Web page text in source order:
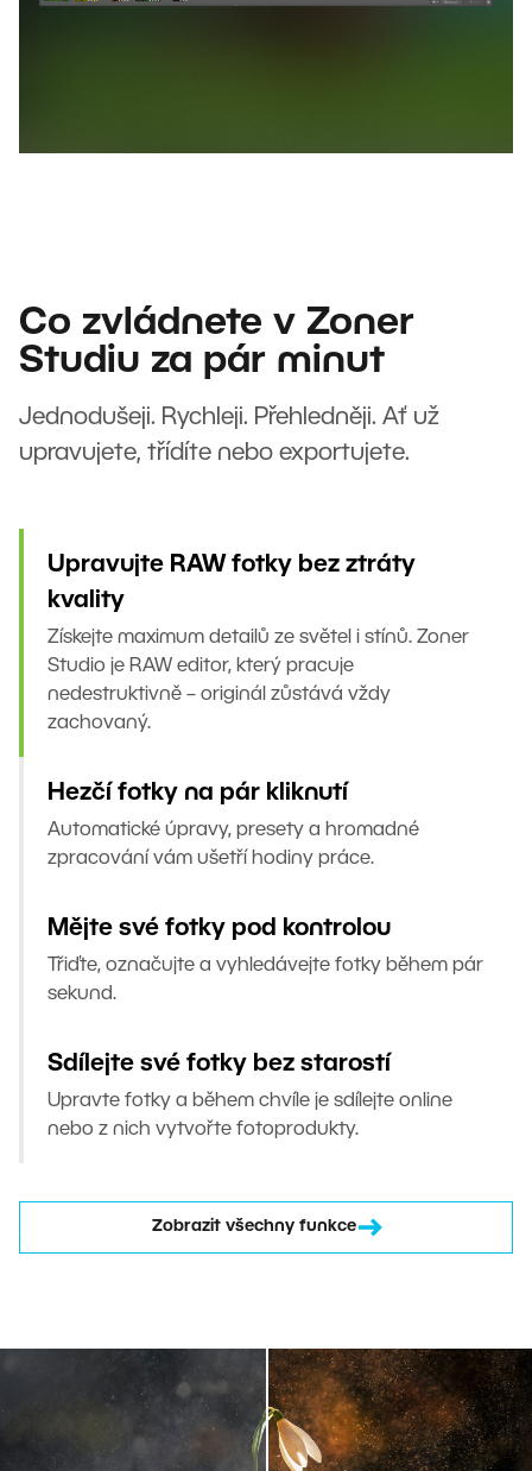
Co zvládnete v Zoner
Studiu za pár minut
Jednodušeji. Rychleji. Přehledněji. Ať už
upravujete, třídíte nebo exportujete.
Upravujte RAW fotky bez ztráty
kvality
Získejte maximum detailů ze světel i stínů. Zoner
Studio je RAW editor, který pracuje
nedestruktivně – originál zůstává vždy
zachovaný.
Hezčí fotky na pár kliknutí
Automatické úpravy, presety a hromadné
zpracování vám ušetří hodiny práce.
Mějte své fotky pod kontrolou
Třiďte, označujte a vyhledávejte fotky během pár
sekund.
Sdílejte své fotky bez starostí
Upravte fotky a během chvíle je sdílejte online
nebo z nich vytvořte fotoprodukty.
Zobrazit všechny funkce